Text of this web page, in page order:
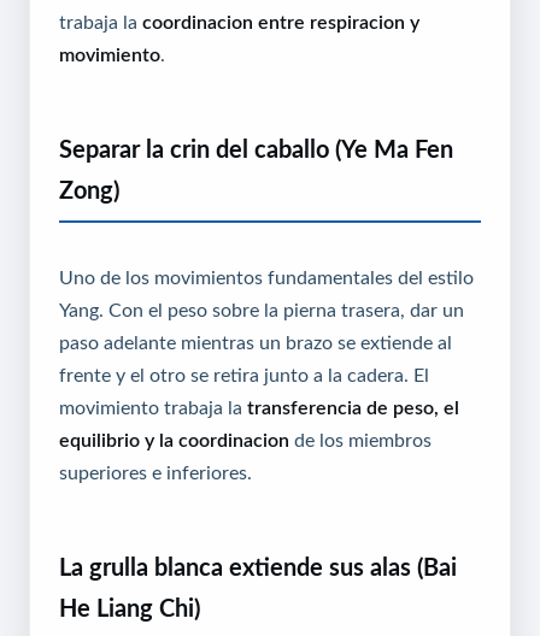
trabaja la coordinacion entre respiracion y
movimiento
Separar la crin del caballo (Ye Ma Fen
Zong)
Uno de los movimientos fundamentales del estilo
Yang. Con el peso sobre la pierna trasera, dar un
paso adelante mientras un brazo se extiende al
frente y el otro se retira junto a la cadera. El
movimiento trabaja la transferencia de peso, el
equilibrio y la coordinacion de los miembros
superiores e inferiores.
La grulla blanca extiende sus alas (Bai
He Liang Chi)